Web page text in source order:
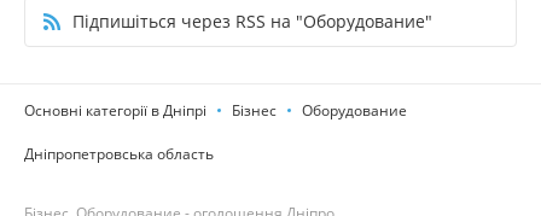
Підпишіться через RSS на "Оборудование"
Основні категорії в Дніпрі Бізнес Оборудование
Дніпропетровська область